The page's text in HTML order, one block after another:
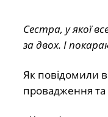
Сестра, у якої
за двох. І
Як повідомили в
провадження та